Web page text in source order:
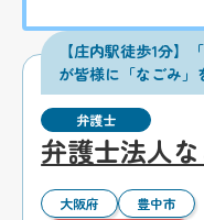
【庄内駅徒歩1分】
が皆様に「なごみ」
弁護士
弁護士法人
大阪府 豊中市